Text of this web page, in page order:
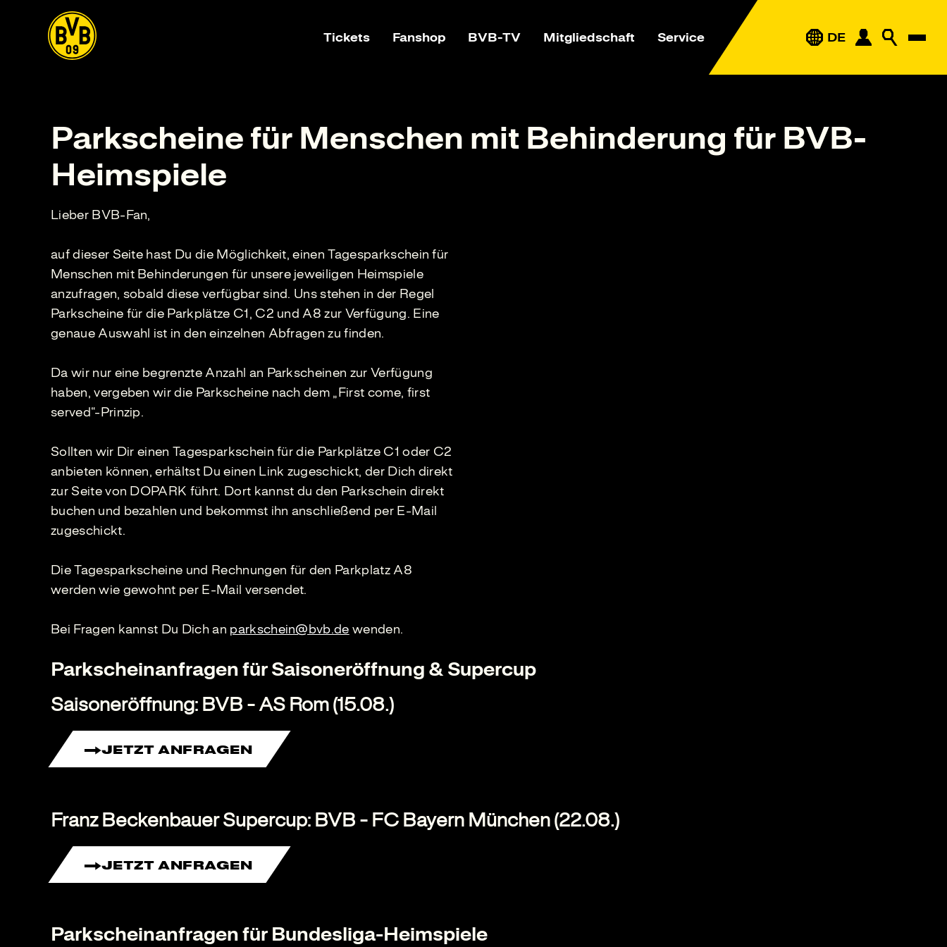
Tickets Fanshop BVB-TV Mitgliedschaft Service DE
Parkscheine für Menschen mit Behinderung für BVB-
Heimspiele
Lieber BVB-Fan,
auf dieser Seite hast Du die Möglichkeit, einen Tagesparkschein für
Menschen mit Behinderungen für unsere jeweiligen Heimspiele
anzufragen, sobald diese verfügbar sind. Uns stehen in der Regel
Parkscheine für die Parkplätze C1, C2 und A8 zur Verfügung. Eine
genaue Auswahl ist in den einzelnen Abfragen zu finden.
Da wir nur eine begrenzte Anzahl an Parkscheinen zur Verfügung
haben, vergeben wir die Parkscheine nach dem „First come, first
served“-Prinzip.
Sollten wir Dir einen Tagesparkschein für die Parkplätze C1 oder C2
anbieten können, erhältst Du einen Link zugeschickt, der Dich direkt
zur Seite von DOPARK führt. Dort kannst du den Parkschein direkt
buchen und bezahlen und bekommst ihn anschließend per E-Mail
zugeschickt.
Die Tagesparkscheine und Rechnungen für den Parkplatz A8
werden wie gewohnt per E-Mail versendet.
Bei Fragen kannst Du Dich an parkschein@bvb.de wenden.
Parkscheinanfragen für Saisoneröffnung & Supercup
Saisoneröffnung: BVB - AS Rom (15.08.)
JETZT ANFRAGEN
Franz Beckenbauer Supercup: BVB - FC Bayern München (22.08.)
JETZT ANFRAGEN
Parkscheinanfragen für Bundesliga-Heimspiele